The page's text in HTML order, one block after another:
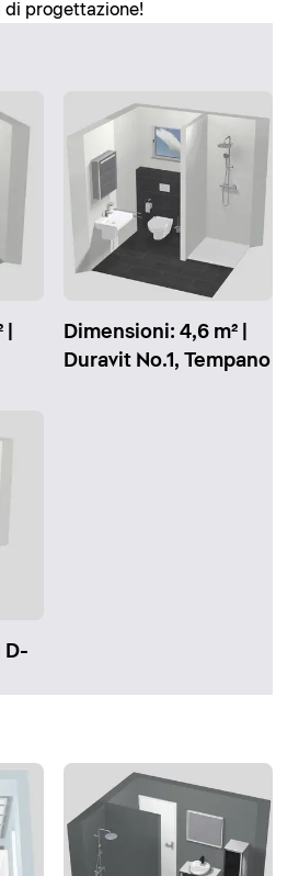
progettazione!
Dimensioni: 4,6 m² |
Duravit No.1, Tempano
D-